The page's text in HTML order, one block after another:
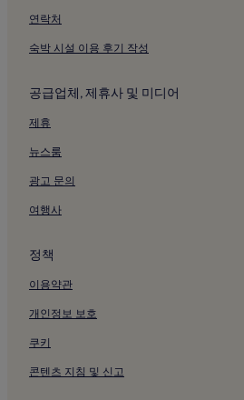
기타큐슈 시립미술관 근처 호텔
고쿠라 성 근처 호텔
젠린 박물관 근처 호텔
미야와카시의 주차 가능 호텔
기타큐슈 고쿠라 역 근처 호텔
기타큐슈 국제회의장 근처 호텔
미쿠니 월드 스타디움 기타큐슈 근처 호텔
기타큐슈시의 주차 가능 호텔
기타큐슈시의 무료 아침 식사 제공 호텔
기타큐슈시의 저렴한 호텔
기타큐슈시의 럭셔리 호텔
기타큐슈시의 2성급 호텔
연락처
숙박 시설 이용 후기 작성
공급업체, 제휴사 및 미디어
제휴
뉴스룸
광고 문의
여행사
정책
이용약관
개인정보 보호
쿠키
콘텐츠 지침 및 신고